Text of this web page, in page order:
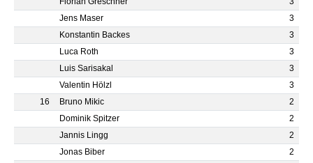
Jens Maser
3
Konstantin Backes
3
Luca Roth
3
Luis Sarisakal
3
Valentin Hölzl
3
16
Bruno Mikic
2
Dominik Spitzer
2
Jannis Lingg
2
Jonas Biber
2